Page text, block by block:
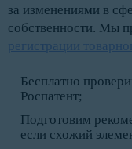
за изменениями в
собственности. Мы
регистрации
Бесплатно
Роспатент;
Подготовим
если схожий